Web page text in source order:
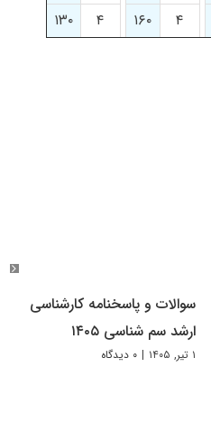
۴ ۱۶۰ ۴ ۱۳۰
سوالات و پاسخنامه کارشناسی
ارشد سم شناسی ۱۴۰۵
۱ تیر, ۱۴۰۵ | ۰ دیدگاه